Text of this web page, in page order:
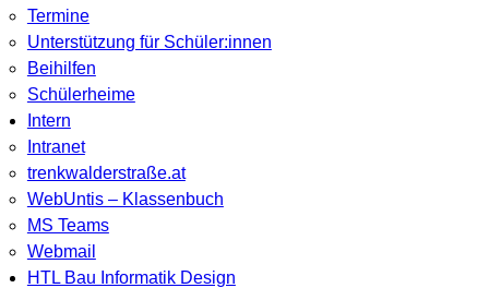
Termine
Unterstützung für Schüler:innen
Beihilfen
Schülerheime
Intern
Intranet
trenkwalderstraße.at
WebUntis – Klassenbuch
MS Teams
Webmail
HTL Bau Informatik Design